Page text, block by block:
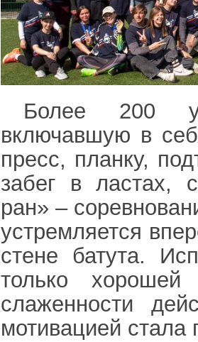
Более 200
включавшую в
пресс, планку,
забег в ластах,
ран» –
устремляется
стене батута.
только
слаженности
мотивацией